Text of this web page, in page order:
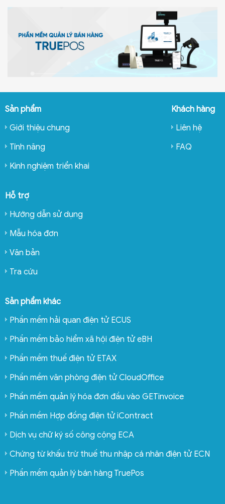
Sản phẩm
Giới thiệu chung
Tính năng
Kinh nghiệm triển khai
Khách hàng
Liên hệ
FAQ
Hỗ trợ
Hướng dẫn sử dụng
Mẫu hóa đơn
Văn bản
Tra cứu
Sản phẩm khác
Phần mềm hải quan điện tử ECUS
Phần mềm bảo hiểm xã hội điện tử eBH
Phần mềm thuế điện tử ETAX
Phần mềm văn phòng điện tử CloudOffice
Phần mềm quản lý hóa đơn đầu vào GETinvoice
Phần mềm Hợp đồng điện tử iContract
Dịch vụ chữ ký số công cộng ECA
Chứng từ khấu trừ thuế thu nhập cá nhân điện tử ECN
Phần mềm quản lý bán hàng TruePos